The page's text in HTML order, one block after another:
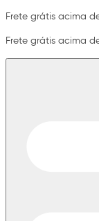
Frete grátis acima
Frete grátis acima